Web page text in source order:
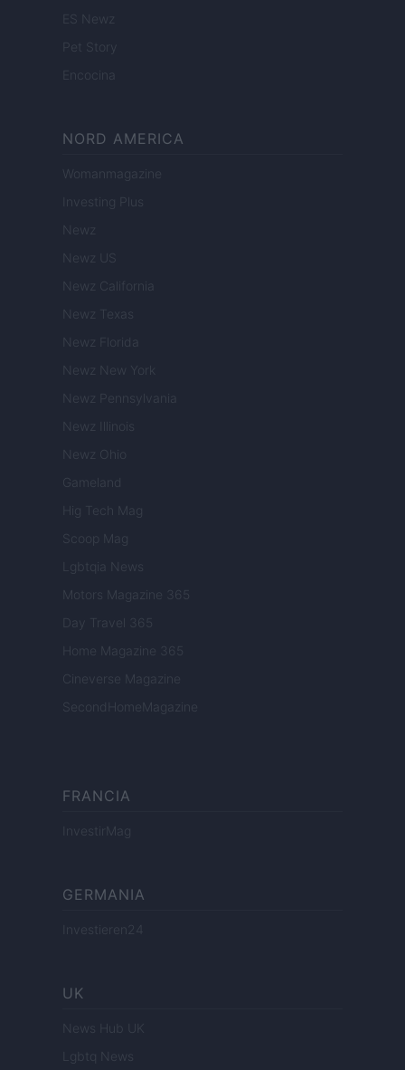
ES Newz
Pet Story
Encocina
NORD AMERICA
Womanmagazine
Investing Plus
Newz
Newz US
Newz California
Newz Texas
Newz Florida
Newz New York
Newz Pennsylvania
Newz Illinois
Newz Ohio
Gameland
Hig Tech Mag
Scoop Mag
Lgbtqia News
Motors Magazine 365
Day Travel 365
Home Magazine 365
Cineverse Magazine
SecondHomeMagazine
FRANCIA
InvestirMag
GERMANIA
Investieren24
UK
News Hub UK
Lgbtq News